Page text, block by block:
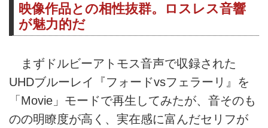
映像作品との相性抜群。ロスレス音響
が魅力的だ
まずドルビーアトモス音声で収録された
UHDブルーレイ『フォードvsフェラーリ』を
「Movie」モードで再生してみたが、音そのも
のの明瞭度が高く、実在感に富んだセリフが